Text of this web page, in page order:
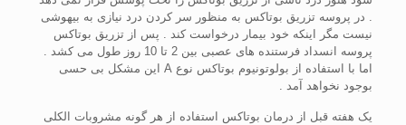
. در پروسه تزریق بوتاکس به منظور سر کردن درد نیازی به بیهوشی
نیست مگر اینکه خود بیمار درخواست کند . پس از تزریق بوتاکس
پروسه انسداد فرستنده های عصبی بین 2 تا 10 روز طول می کشد .
اما با استفاده از بولوتونیوم بوتاکس نوع A این مشکل بی حسی
بوجود نخواهد آمد .
یک هفته قبل از درمان بوتاکس استفاده از هر گونه مشروبات الکلی